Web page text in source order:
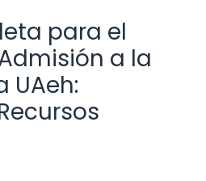
para el
a la
UAeh: